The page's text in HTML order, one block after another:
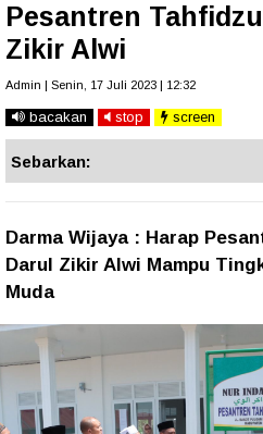
Pesantren
Zikir Alwi
Admin | Senin, 17 Juli 2023 | 12:32
bacakan stop screen
Sebarkan:
Darma Wijaya : Harap
Darul Zikir Alwi Mampu
Muda